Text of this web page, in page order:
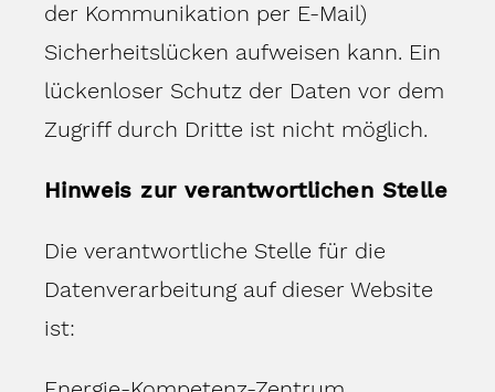
der Kommunikation per E-Mail)
Sicherheitslücken aufweisen kann. Ein
lückenloser Schutz der Daten vor dem
Zugriff durch Dritte ist nicht möglich.
Hinweis zur verantwortlichen Stelle
Die verantwortliche Stelle für die
Datenverarbeitung auf dieser Website
ist: